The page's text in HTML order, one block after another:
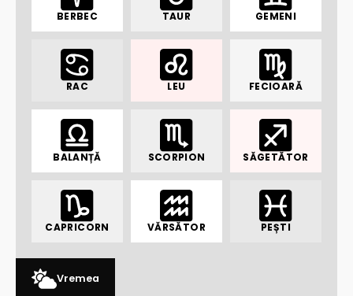
BERBEC TAUR GEMENI
RAC LEU FECIOARĂ
BALANȚĂ SCORPION SĂGETĂTOR
CAPRICORN VĂRSĂTOR PEȘTI
Vremea